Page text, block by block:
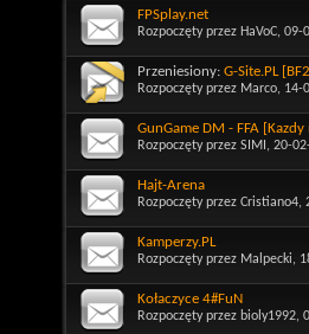
FPSplay.net
Rozpoczęty przez HaVoC, 09-
Przeniesiony: G-Site.PL
Rozpoczęty przez Marco, 14-
GunGame DM - FFA
Rozpoczęty przez SIMI , 20-
Hajt-Arena
Rozpoczęty przez Cristiano4,
Kamperzy.PL
Rozpoczęty przez Malpecki,
Kołaczyce 4#FuN
Rozpoczęty przez bioly1992,